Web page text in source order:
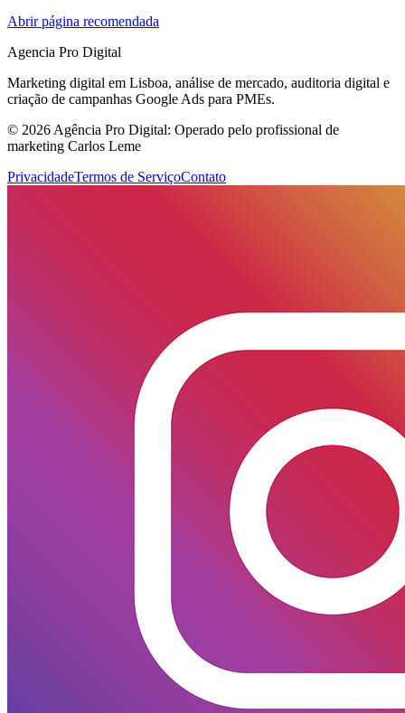
Abrir página recomendada
Agencia Pro Digital
Marketing digital em Lisboa, análise de mercado, auditoria digital e
criação de campanhas Google Ads para PMEs.
© 2026 Agência Pro Digital: Operado pelo profissional de
marketing Carlos Leme
PrivacidadeTermos de ServiçoContato